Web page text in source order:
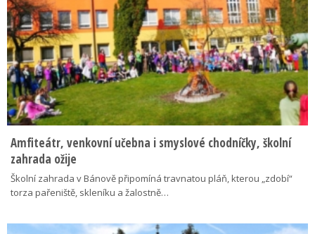
Amfiteátr, venkovní učebna i smyslové chodníčky, školní
zahrada ožije
Školní zahrada v Bánově připomíná travnatou pláň, kterou „zdobí“
torza pařeniště, skleníku a žalostně…